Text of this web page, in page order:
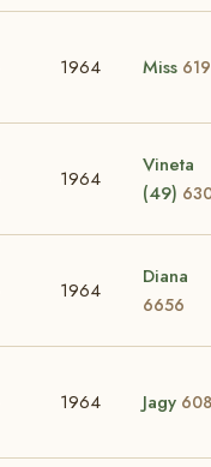
1964 Miss
1964
Vineta
(49)
1964
Diana
6656
1964 Jagy